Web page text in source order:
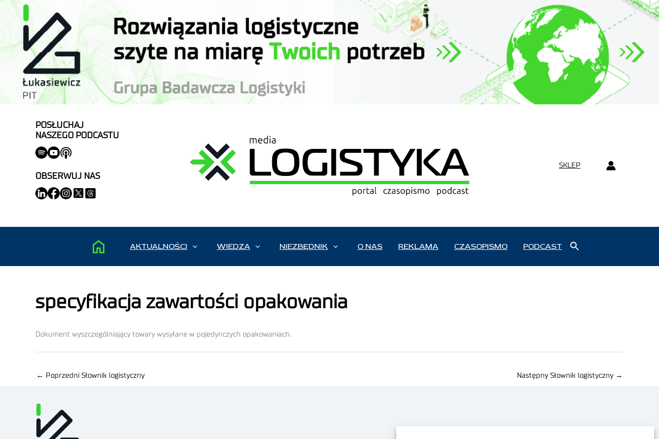
POSŁUCHAJ
NASZEGO PODCASTU
OBSERWUJ NAS
SKLEP
AKTUALNOŚCI WIEDZA NIEZBĘDNIK O NAS REKLAMA CZASOPISMO PODCAST
specyfikacja zawartości opakowania
Dokument wyszczególniający towary wysyłane w pojedynczych opakowaniach.
← Poprzedni Słownik logistyczny Następny Słownik logistyczny →